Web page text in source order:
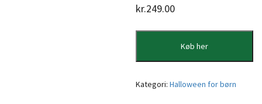
kr.249.00
Køb her
Kategori:Halloween for børn